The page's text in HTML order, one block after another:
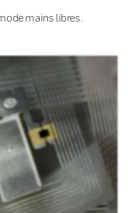
mains libres.